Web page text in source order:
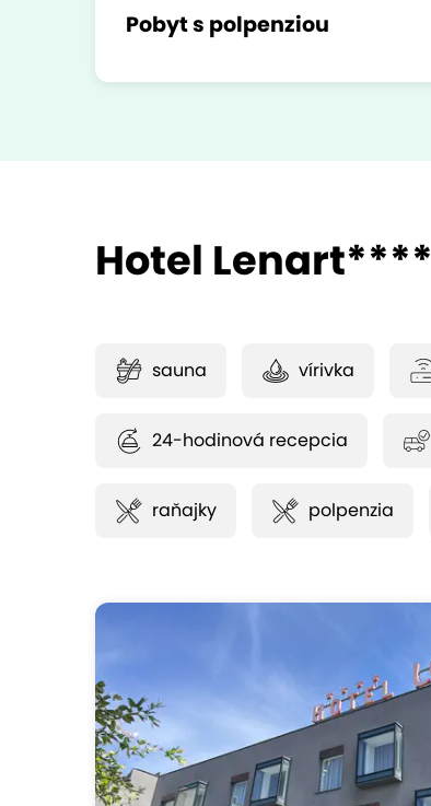
Pobyt s polpenziou
Hotel Lenart****
sauna vírivka
24-hodinová recepcia
raňajky polpenzia